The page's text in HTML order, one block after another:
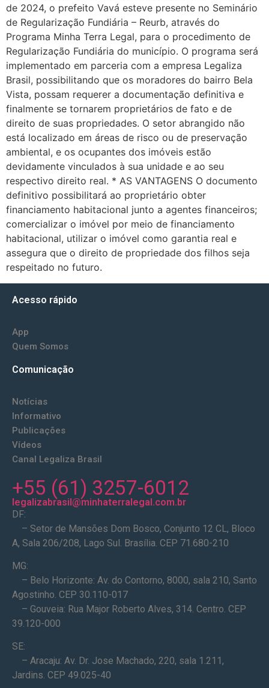
de 2024, o prefeito Vavá esteve presente no Seminário
de Regularização Fundiária – Reurb, através do
Programa Minha Terra Legal, para o procedimento de
Regularização Fundiária do município. O programa será
implementado em parceria com a empresa Legaliza
Brasil, possibilitando que os moradores do bairro Bela
Vista, possam requerer a documentação definitiva e
finalmente se tornarem proprietários de fato e de
direito de suas propriedades. O setor abrangido não
está localizado em áreas de risco ou de preservação
ambiental, e os ocupantes dos imóveis estão
devidamente vinculados à sua unidade e ao seu
respectivo direito real. * AS VANTAGENS O documento
definitivo possibilitará ao proprietário obter
financiamento habitacional junto a agentes financeiros;
comercializar o imóvel por meio de financiamento
habitacional, utilizar o imóvel como garantia real e
assegura que o direito de propriedade dos filhos seja
respeitado no futuro.
Acesso rápido
App
Quem Somos
Comunicação
Notícias
Informativo
Publicações
Vídeos
Canal Legaliza Brasil
+55 (61) 3257-6012
legalizabrasil@minhaterralegal.com.br
DF:
– Setor de Mansões Dom Bosco, Conjunto 12 CL, Bloco
A, Sala 206/208, Lago Sul. Brasília. CEP 71.680-210
MG:
– Belo Horizonte: Av. do Contorno, 8000, sala 210, Santo
Agostinho. CEP 30.110-017
– Gouveia: Rua Major Roberto Alves, 314. Centro. CEP
39.120-000
SE:
– Aracaju: Av. Dr. Jose Machado, 220, sala 1.211,
Jardins. CEP 49.025-40